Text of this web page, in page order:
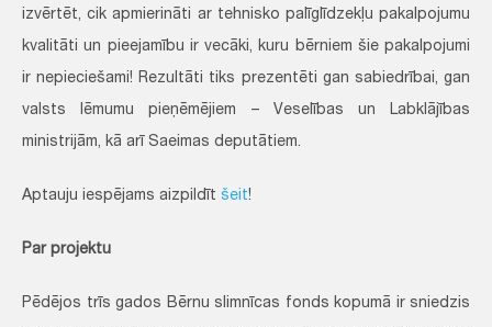
izvērtēt, cik apmierināti ar tehnisko palīglīdzekļu pakalpojumu
kvalitāti un pieejamību ir vecāki, kuru bērniem šie pakalpojumi
ir nepieciešami! Rezultāti tiks prezentēti gan sabiedrībai, gan
valsts lēmumu pieņēmējiem – Veselības un Labklājības
ministrijām, kā arī Saeimas deputātiem.
Aptauju iespējams aizpildīt šeit!
Par projektu
Pēdējos trīs gados Bērnu slimnīcas fonds kopumā ir sniedzis